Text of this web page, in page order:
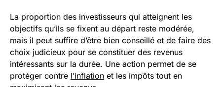
La proportion des investisseurs qui atteignent les
objectifs qu’ils se fixent au départ reste modérée,
mais il peut suffire d’être bien conseillé et de faire des
choix judicieux pour se constituer des revenus
intéressants sur la durée. Une action permet de se
protéger contre l’inflation et les impôts tout en